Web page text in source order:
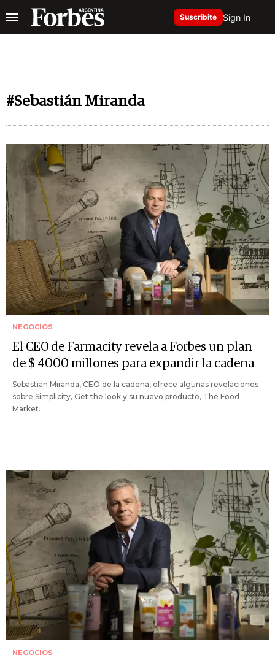
Suscribite Sign In
#Sebastián Miranda
NEGOCIOS
El CEO de Farmacity revela a Forbes un plan
de $ 4000 millones para expandir la cadena
Sebastián Miranda, CEO de la cadena, ofrece algunas revelaciones
sobre Simplicity, Get the look y su nuevo producto, The Food
Market.
NEGOCIOS